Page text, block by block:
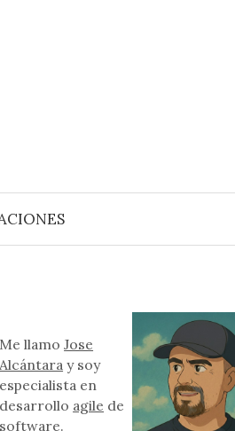
Me llamoJose
Alcántara y soy
especialista en
desarrollo agile de
software.